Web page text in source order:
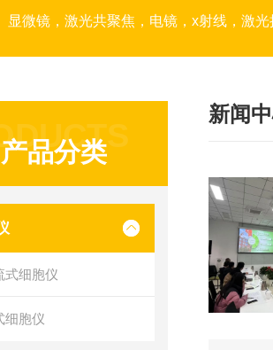
显微镜，激光共聚焦，电镜，x射线，激光捕获显微切割，荧光成像系统，
产品分类
式细胞仪
细胞仪
新闻